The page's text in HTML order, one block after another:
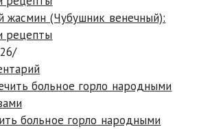
жасмин (Чубушник венечный):
рецепты
/
больное горло народными